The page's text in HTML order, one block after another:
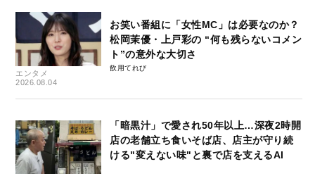
エンタメ
2026.08.04
お笑い番組に「女性MC」は必要なのか？
松岡茉優・上戸彩の “何も残らないコメン
ト”の意外な大切さ
飲用てれび
「暗黒汁」で愛され50年以上…深夜2時開
店の老舗立ち食いそば店、店主が守り続
ける"変えない味"と裏で店を支えるAI